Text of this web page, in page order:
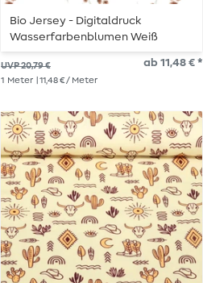
Bio Jersey - Digitaldruck
Wasserfarbenblumen Weiß
UVP 20,79 € ab 11,48 € *
1 Meter | 11,48 € / Meter